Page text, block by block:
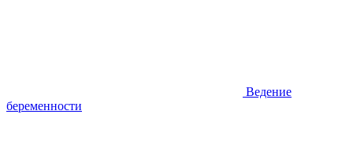
Ведение
беременности